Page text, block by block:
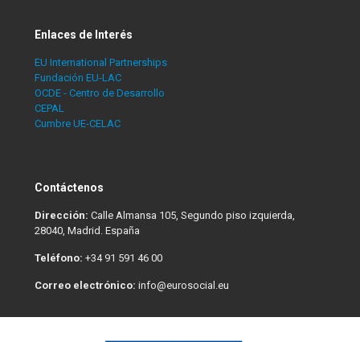
Enlaces de Interés
EU International Partnerships
Fundación EU-LAC
OCDE - Centro de Desarrollo
CEPAL
Cumbre UE-CELAC
Contáctenos
Dirección: Calle Almansa 105, Segundo piso izquierda,
28040, Madrid. España
Teléfono: +34 91 591 46 00
Correo electrónico: info@eurosocial.eu